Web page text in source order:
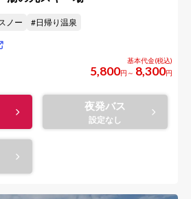
ノー 日帰り温泉
5,800円～ 8,300円
夜発バス